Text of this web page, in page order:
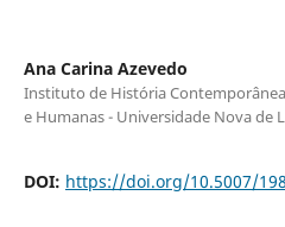
Ana Carina Azevedo
Instituto de História
e Humanas - Universidade Nova de
DOI: https://doi.org/10.5007/